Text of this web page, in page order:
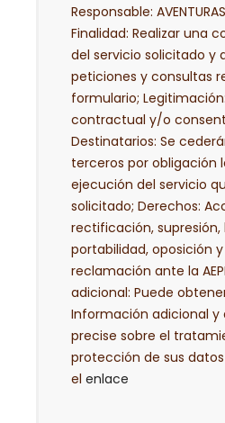
Responsable: AVENTURAS
Finalidad: Realizar una
del servicio solicitado y
peticiones y consultas
formulario;
contractual y/o
Destinatarios: Se
terceros por obligación
ejecución del servicio
solicitado; Derechos:
rectificación,
portabilidad, oposición
reclamación ante la
adicional: Puede
Información adicional y
precise sobre el
protección de sus
el enlace